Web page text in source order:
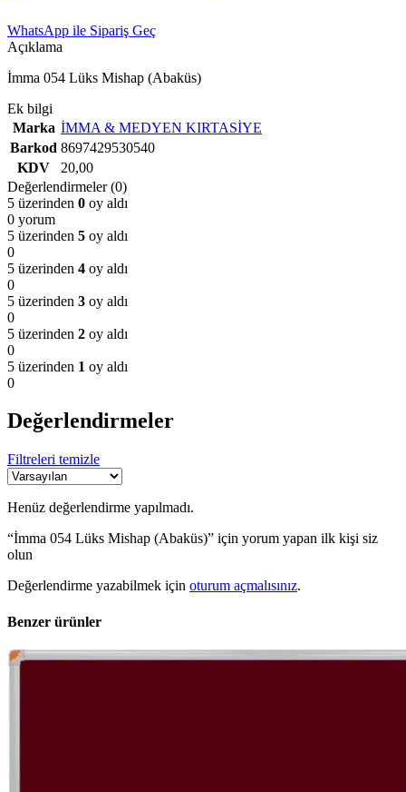
WhatsApp ile Sipariş Geç
Açıklama
İmma 054 Lüks Mishap (Abaküs)
Ek bilgi
Marka İMMA & MEDYEN KIRTASİYE
Barkod 8697429530540
KDV
20,00
Değerlendirmeler (0)
5 üzerinden 0 oy aldı
0 yorum
5 üzerinden 5 oy aldı
0
5 üzerinden 4 oy aldı
0
5 üzerinden 3 oy aldı
0
5 üzerinden 2 oy aldı
0
5 üzerinden 1 oy aldı
0
Değerlendirmeler
Filtreleri temizle
Henüz değerlendirme yapılmadı.
“İmma 054 Lüks Mishap (Abaküs)” için yorum yapan ilk kişi siz
olun
Değerlendirme yazabilmek için oturum açmalısınız.
Benzer ürünler